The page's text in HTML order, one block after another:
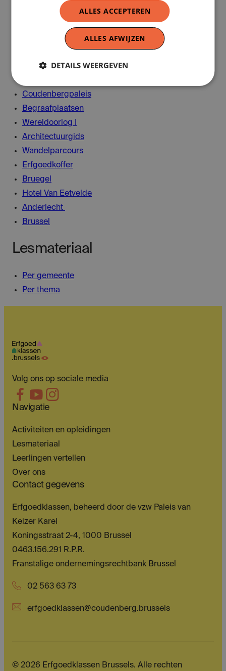
Sint-Jans-Molenbeek
Schaarbeek
Elsene
Coudenbergpaleis
Begraafplaatsen
Wereldoorlog I
Architectuurgids
Wandelparcours
Erfgoedkoffer
Bruegel
Hotel Van Eetvelde
Anderlecht
Brussel
Lesmateriaal
Per gemeente
Per thema
Volg ons op sociale media
Navigatie
Activiteiten en opleidingen
Lesmateriaal
Leerlingen vertellen
Over ons
Contact gegevens
Erfgoedklassen, beheerd door de vzw Paleis van
Keizer Karel
Koningsstraat 2-4, 1000 Brussel
0463.156.291 R.P.R.
Franstalige ondernemingsrechtbank Brussel
02 563 63 73
erfgoedklassen@coudenberg.brussels
© 2026 Erfgoedklassen Brussels. Alle rechten
ALLES ACCEPTEREN
ALLES AFWIJZEN
DETAILS WEERGEVEN